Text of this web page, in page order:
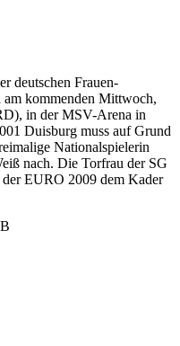
deutschen Frauen-
kommenden Mittwoch,
in der MSV-Arena in
Duisburg muss auf Grund
Nationalspielerin
nach. Die Torfrau der SG
der EURO 2009 dem Kader